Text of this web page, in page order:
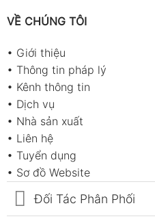
VỀ CHÚNG TÔI
• Giới thiệu
• Thông tin pháp lý
• Kênh thông tin
• Dịch vụ
• Nhà sản xuất
• Liên hệ
• Tuyển dụng
• Sơ đồ Website
Đối Tác Phân Phối